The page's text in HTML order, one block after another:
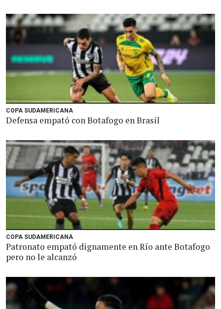
COPA SUDAMERICANA
Defensa empató con Botafogo en Brasil
COPA SUDAMERICANA
Patronato empató dignamente en Río ante Botafogo
pero no le alcanzó